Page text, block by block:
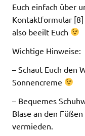
Euch einfach über
Kontaktformular
also beeilt Euch
Wichtige Hinweise:
– Schaut Euch den
Sonnencreme
– Bequemes
Blase an den Füßen
vermieden.